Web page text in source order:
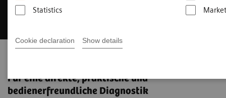
Statistics
Cookie declaration Show details
Für eine direkte, praktische und
bedienerfreundliche Diagnostik